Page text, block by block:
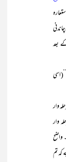
بعد
’’(اسی
وار
وار
کہ تم